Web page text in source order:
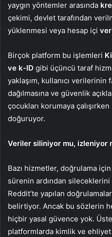
yaygın yöntemler arasında
çekimi, devlet tarafından
yüklenmesi veya hesap içi
Birçok platform bu işlemleri
ve k-ID gibi üçüncü taraf
yaklaşım, kullanıcı verilerinin
dağılmasına ve güvenlik
çocukları korumaya çalışırken
doğuruyor.
Veriler siliniyor mu, izleniyor
Bazı hizmetler, doğrulama
sürenin ardından
Reddit’te yapılan
belirtiyor. Ancak bu sözlerin
hiçbir yasal güvence yok.
platformlarda kimlik ve ehliyet